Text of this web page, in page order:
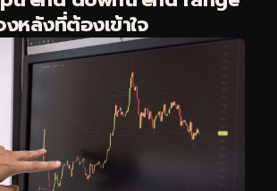
หลังที่ต้องเข้าใจ